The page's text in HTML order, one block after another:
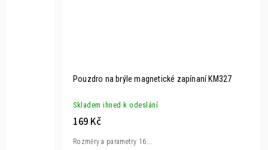
Pouzdro na brýle magnetické zapínaní KM327
Skladem ihned k odeslání
169 Kč
Rozměry a parametry 16...